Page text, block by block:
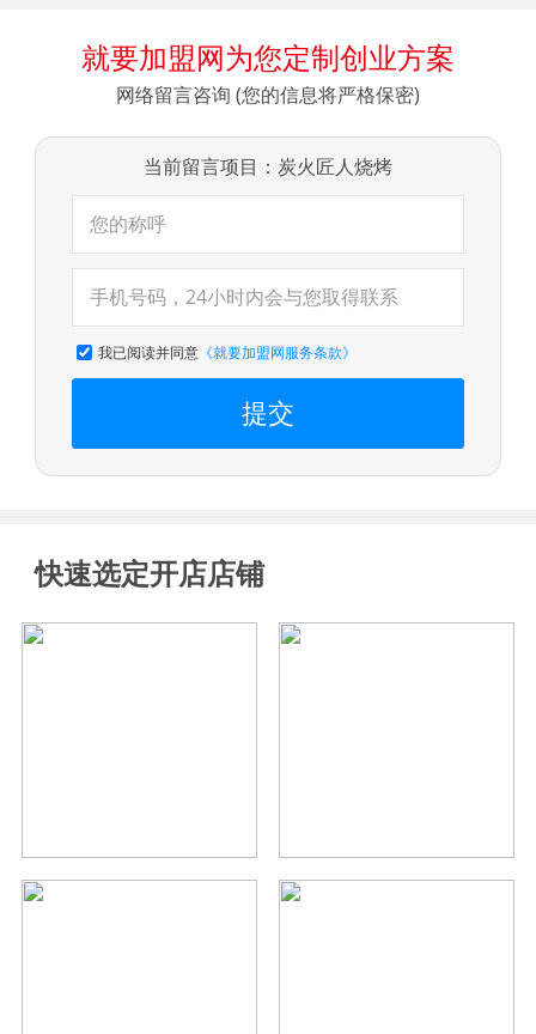
就要加盟网为您定制创业方案
网络留言咨询 (您的信息将严格保密)
当前留言项目：炭火匠人烧烤
我已阅读并同意《就要加盟网服务条款》
提交
快速选定开店店铺